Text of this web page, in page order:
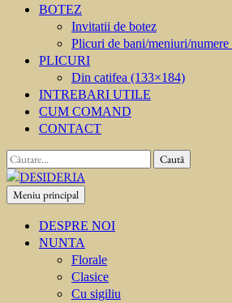
BOTEZ
Invitatii de botez
Plicuri de bani/meniuri/numere
PLICURI
Din catifea (133×184)
INTREBARI UTILE
CUM COMAND
CONTACT
Caută
după:
DESIDERIA
Creator de invitati
Meniu principal
DESPRE NOI
NUNTA
Florale
Clasice
Cu sigiliu